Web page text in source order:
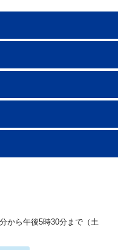
から午後5時30分まで（土